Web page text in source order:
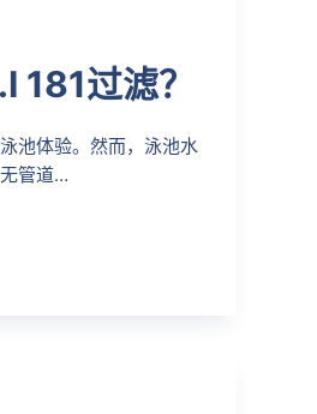
181过滤？
池体验。然而，泳池水
管道…